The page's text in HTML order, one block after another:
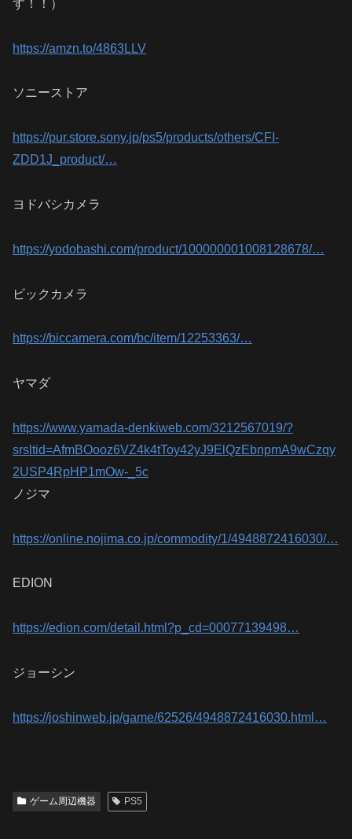
す！！）
https://amzn.to/4863LLV
ソニーストア
https://pur.store.sony.jp/ps5/products/others/CFI-
ZDD1J_product/…
ヨドバシカメラ
https://yodobashi.com/product/100000001008128678/…
ビックカメラ
https://biccamera.com/bc/item/12253363/…
ヤマダ
https://www.yamada-denkiweb.com/3212567019/?
srsltid=AfmBOooz6VZ4k4tToy42yJ9ElQzEbnpmA9wCzqy
2USP4RpHP1mOw-_5c
ノジマ
https://online.nojima.co.jp/commodity/1/4948872416030/…
EDION
https://edion.com/detail.html?p_cd=00077139498…
ジョーシン
https://joshinweb.jp/game/62526/4948872416030.html…
ゲーム周辺機器 PS5